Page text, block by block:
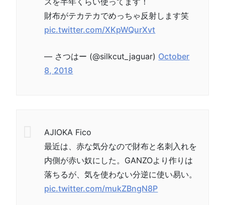
財布がテカテカでめっちゃ反射します笑
pic.twitter.com/XKpWQurXvt
— さつはー (@silkcut_jaguar) October
8, 2018
AJIOKA Fico
最近は、赤な気分なので財布と名刺入れを
内側が赤い奴にした。GANZOより作りは
落ちるが、気を使わない分逆に使い易い。
pic.twitter.com/mukZBngN8P